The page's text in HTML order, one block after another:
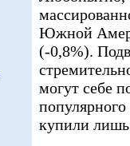
Южной
(-0,8%).
могут себе
купили